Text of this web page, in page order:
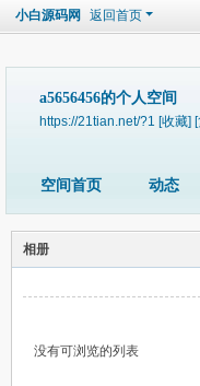
小白源码网 返回首页
a5656456的个人空间
https://21tian.net/?1 [收藏] [
空间首页 动态
相册
没有可浏览的列表